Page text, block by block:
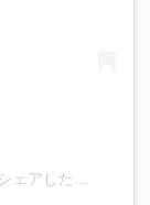
上白石 萌音さん(@mone_kamishiraishi)がシェアした投稿